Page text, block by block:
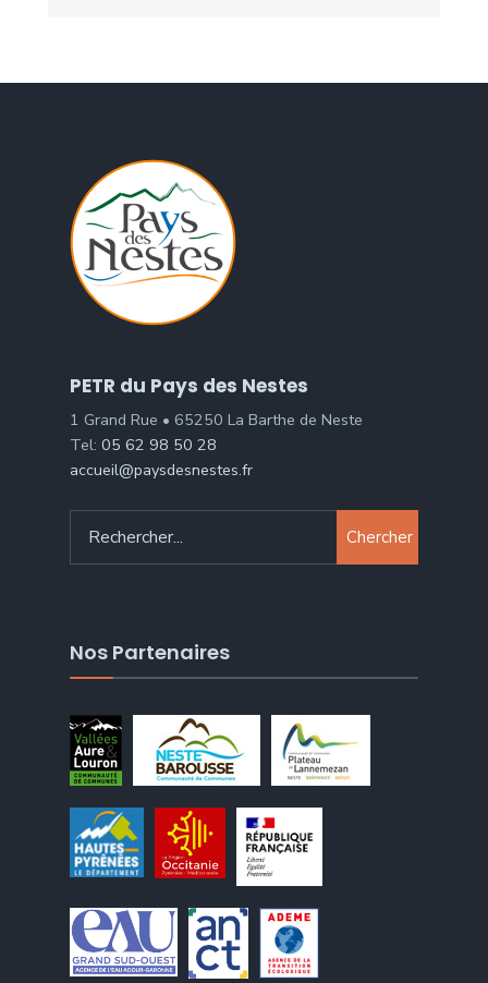
PETR du Pays des Nestes
1 Grand Rue • 65250 La Barthe de Neste
Tel: 05 62 98 50 28
accueil@paysdesnestes.fr
Chercher
Nos Partenaires